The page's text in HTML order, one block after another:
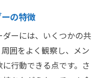
の特徴
ーには、いくつかの共
囲をよく観察し、メン
行動できる点です。さ